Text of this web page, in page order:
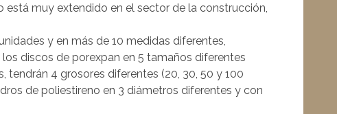
está muy extendido en el sector de la construcción,
y en más de 10 medidas diferentes,
discos de porexpan en 5 tamaños diferentes
tendrán 4 grosores diferentes (20, 30, 50 y 100
de poliestireno en 3 diámetros diferentes y con